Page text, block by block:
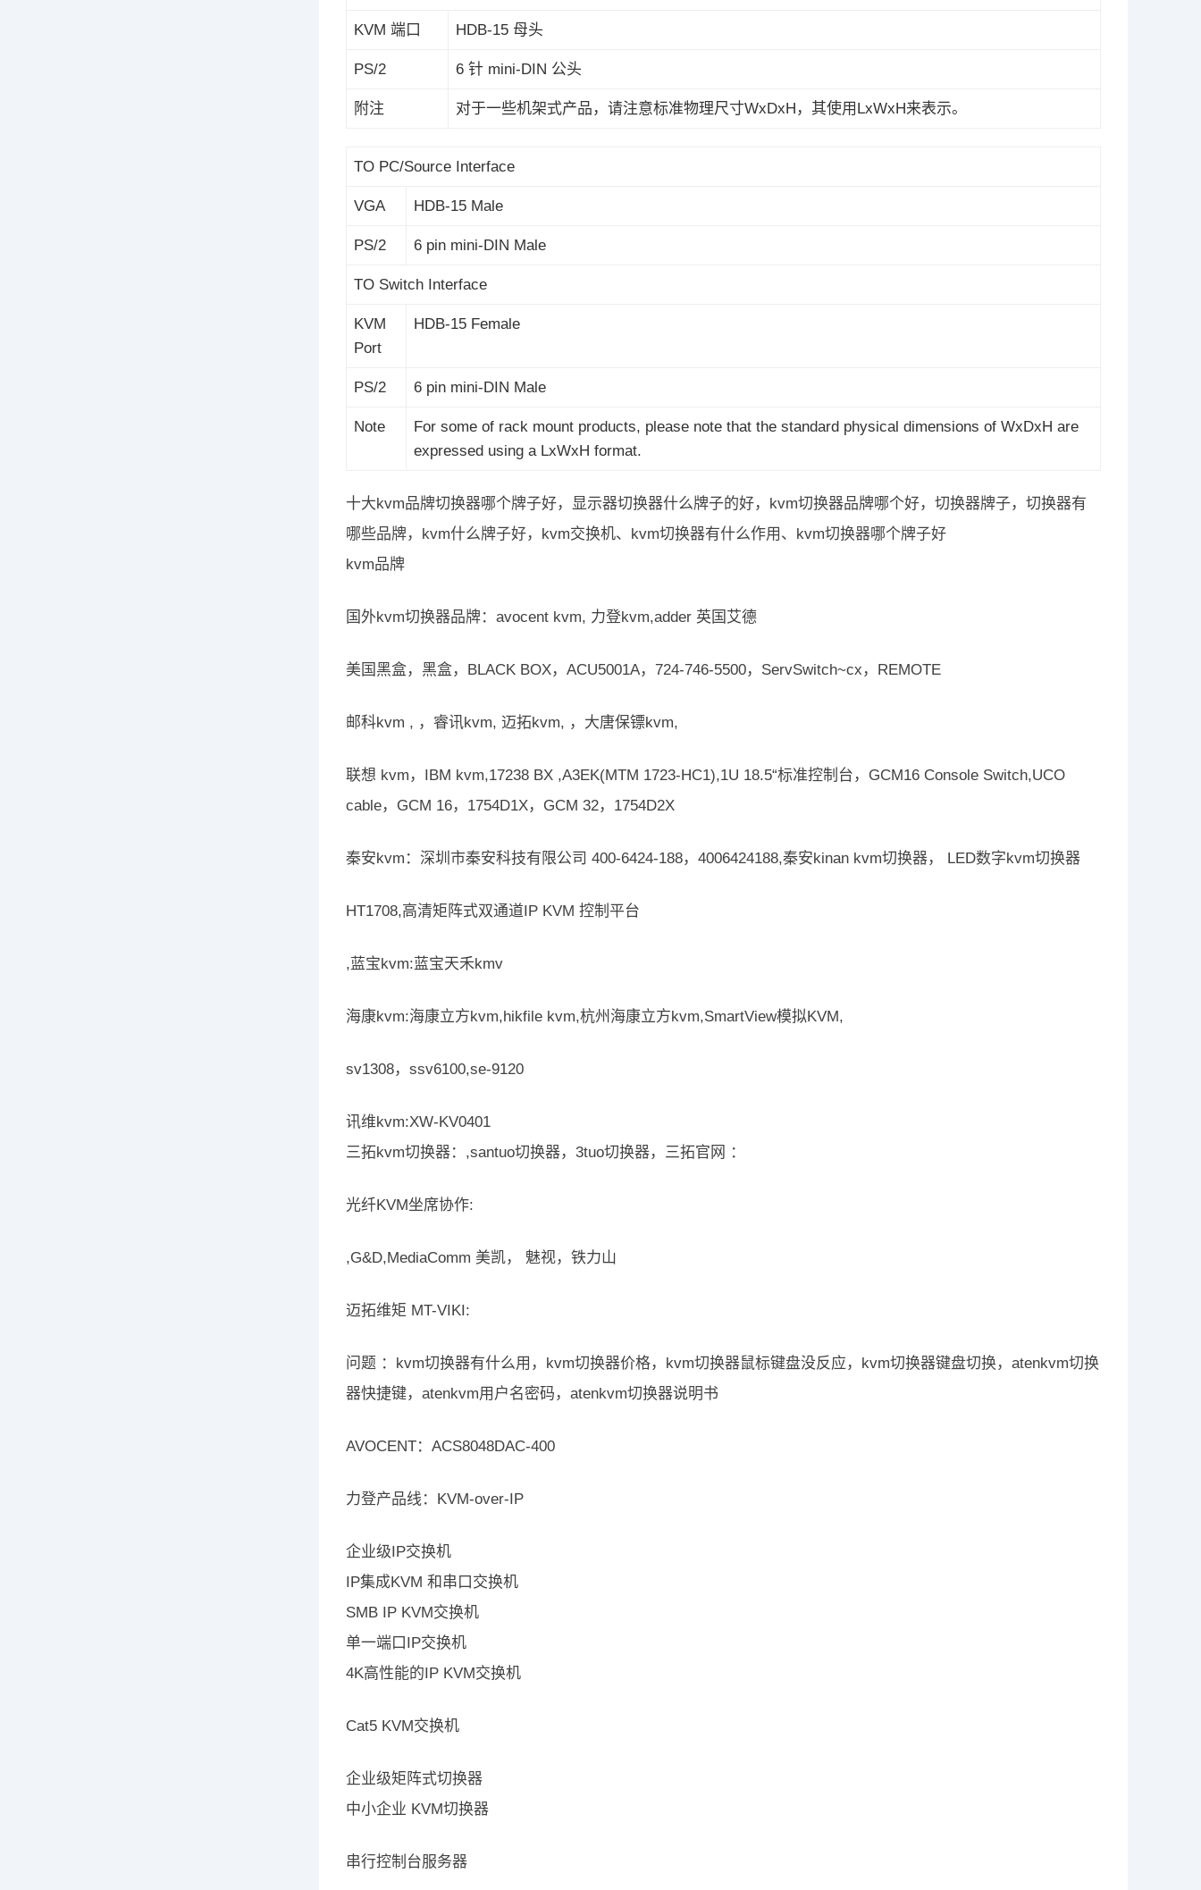
KVM 端口 HDB-15 母头
PS/2 6 针 mini-DIN 公头
附注 对于一些机架式产品，请注意标准物理尺寸WxDxH，其使用LxWxH来表示。
TO PC/Source Interface
VGA HDB-15 Male
PS/2 6 pin mini-DIN Male
TO Switch Interface
KVM
Port
HDB-15 Female
PS/2 6 pin mini-DIN Male
Note
For some of rack mount products, please note that the standard physical dimensions of WxDxH are
expressed using a LxWxH format.
十大kvm品牌切换器哪个牌子好，显示器切换器什么牌子的好，kvm切换器品牌哪个好，切换器牌子，切换器有
哪些品牌，kvm什么牌子好，kvm交换机、kvm切换器有什么作用、kvm切换器哪个牌子好
kvm品牌
国外kvm切换器品牌：avocent kvm, 力登kvm,adder 英国艾德
美国黑盒，黑盒，BLACK BOX，ACU5001A，724-746-5500，ServSwitch~cx，REMOTE
邮科kvm , ，睿讯kvm, 迈拓kvm, ，大唐保镖kvm,
联想 kvm，IBM kvm,17238 BX ,A3EK(MTM 1723-HC1),1U 18.5“标准控制台，GCM16 Console Switch,UCO
cable，GCM 16，1754D1X，GCM 32，1754D2X
秦安kvm：深圳市秦安科技有限公司 400-6424-188，4006424188,秦安kinan kvm切换器， LED数字kvm切换器
HT1708,高清矩阵式双通道IP KVM 控制平台
,蓝宝kvm:蓝宝天禾kmv
海康kvm:海康立方kvm,hikfile kvm,杭州海康立方kvm,SmartView模拟KVM,
sv1308，ssv6100,se-9120
讯维kvm:XW-KV0401
三拓kvm切换器：,santuo切换器，3tuo切换器，三拓官网 ：
光纤KVM坐席协作:
,G&D,MediaComm 美凯， 魅视，铁力山
迈拓维矩 MT-VIKI:
问题 ：kvm切换器有什么用，kvm切换器价格，kvm切换器鼠标键盘没反应，kvm切换器键盘切换，atenkvm切换
器快捷键，atenkvm用户名密码，atenkvm切换器说明书
AVOCENT：ACS8048DAC-400
力登产品线：KVM-over-IP
企业级IP交换机
IP集成KVM 和串口交换机
SMB IP KVM交换机
单一端口IP交换机
4K高性能的IP KVM交换机
Cat5 KVM交换机
企业级矩阵式切换器
中小企业 KVM切换器
串行控制台服务器